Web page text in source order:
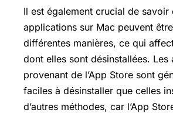
Il est également crucial de savoir
applications sur Mac peuvent
différentes manières, ce qui
dont elles sont désinstallées. Les
provenant de l’App Store sont
faciles à désinstaller que celles
d’autres méthodes, car l’App